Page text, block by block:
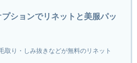
ションでリネットと美服パッ
取り・しみ抜きなどが無料のリネット